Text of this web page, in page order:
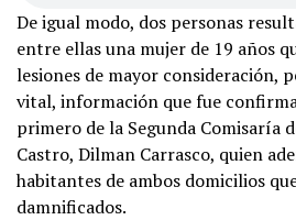
De igual modo, dos personas
entre ellas una mujer de 19 años
lesiones de mayor consideración,
vital, información que fue
primero de la Segunda Comisaría
Castro, Dilman Carrasco, quien
habitantes de ambos domicilios
damnificados.